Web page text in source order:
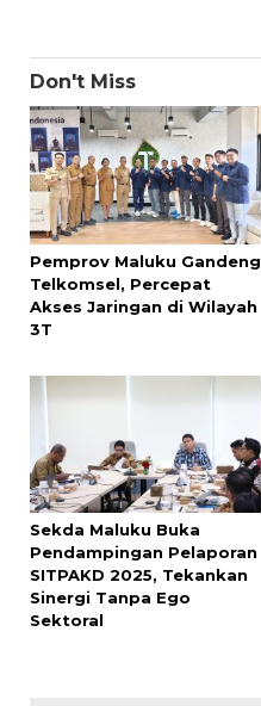
Don't Miss
Pemprov Maluku Gandeng
Telkomsel, Percepat
Akses Jaringan di Wilayah
3T
Sekda Maluku Buka
Pendampingan Pelaporan
SITPAKD 2025, Tekankan
Sinergi Tanpa Ego
Sektoral